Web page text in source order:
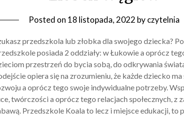
Posted on 18 listopada, 2022 byczytelnia
przedszkola lub złobka dla swojego dziecka?
posiada 2 oddziały: w Łukowie a oprócz
przestrzeń do bycia sobą, do odkrywania
opiera się na zrozumieniu, że każde dziecko ma
a oprócz tego swoje indywidualne potrzeby.
twórczości a oprócz tego relacjach społecznych, z
Przedszkole Koala to lecz i miejsce edukacji, to